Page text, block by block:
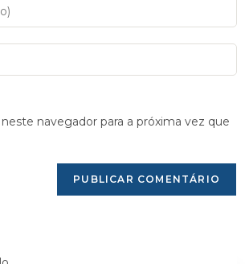
navegador para a próxima vez que